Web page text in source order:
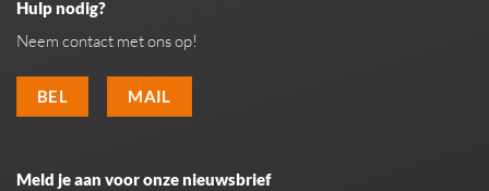
Hulp nodig?
Neem contact met ons op!
BEL MAIL
Meld je aan voor onze nieuwsbrief